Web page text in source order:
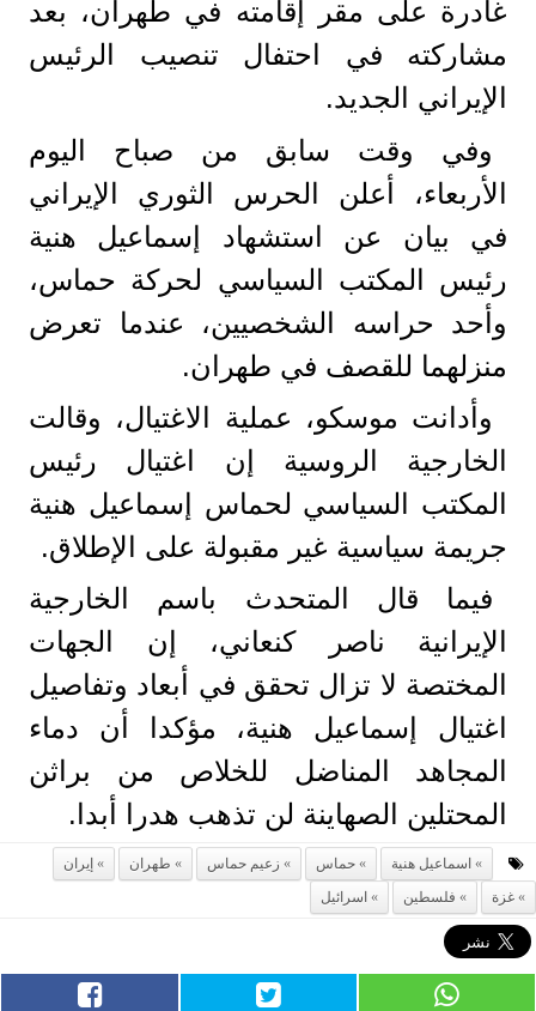
غادرة على مقر إقامته في طهران، بعد
مشاركته في احتفال تنصيب الرئيس
الإيراني الجديد.
وفي وقت سابق من صباح اليوم
الأربعاء، أعلن الحرس الثوري الإيراني
في بيان عن استشهاد إسماعيل هنية
رئيس المكتب السياسي لحركة حماس،
وأحد حراسه الشخصيين، عندما تعرض
منزلهما للقصف في طهران.
وأدانت موسكو، عملية الاغتيال، وقالت
الخارجية الروسية إن اغتيال رئيس
المكتب السياسي لحماس إسماعيل هنية
جريمة سياسية غير مقبولة على الإطلاق.
فيما قال المتحدث باسم الخارجية
الإيرانية ناصر كنعاني، إن الجهات
المختصة لا تزال تحقق في أبعاد وتفاصيل
اغتيال إسماعيل هنية، مؤكدا أن دماء
المجاهد المناضل للخلاص من براثن
المحتلين الصهاينة لن تذهب هدرا أبدا.
اسماعيل هنية حماس زعيم حماس طهران
إيران
غزة
فلسطين اسرائيل